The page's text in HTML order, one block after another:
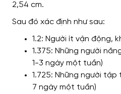
2,54 cm.
Sau đó xác định như sau:
1.2: Người ít vận động,
1.375: Những người
1-3 ngày một tuần)
1.725: Những người
7 ngày một tuần)